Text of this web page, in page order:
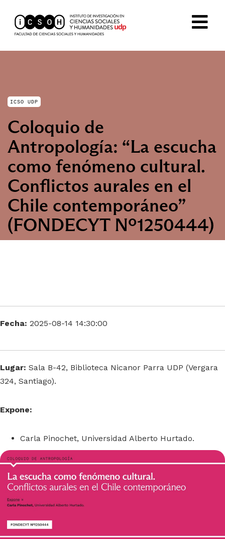
ICSO UDP
Coloquio de
Antropología: “La escucha
como fenómeno cultural.
Conflictos aurales en el
Chile contemporáneo”
(FONDECYT Nº1250444)
Fecha: 2025-08-14 14:30:00
Lugar: Sala B-42, Biblioteca Nicanor Parra UDP (Vergara
324, Santiago).
Expone:
Carla Pinochet, Universidad Alberto Hurtado.